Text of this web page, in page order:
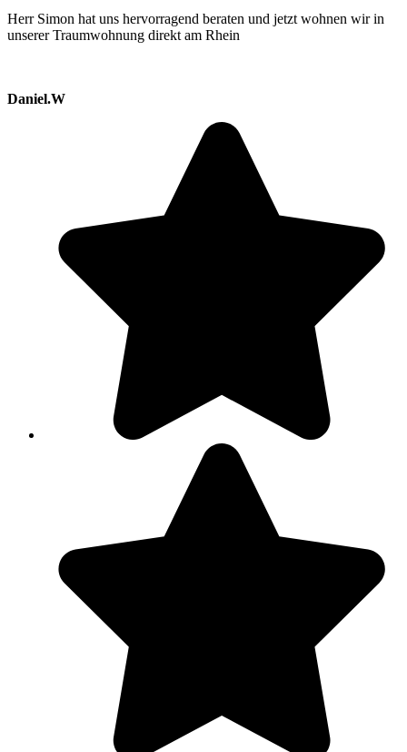
Herr Simon hat uns hervorragend beraten und jetzt wohnen wir in
unserer Traumwohnung direkt am Rhein
Daniel.W